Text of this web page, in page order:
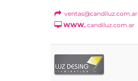
ventas@candiluz.com.ar
WWW. candiluz.com.ar